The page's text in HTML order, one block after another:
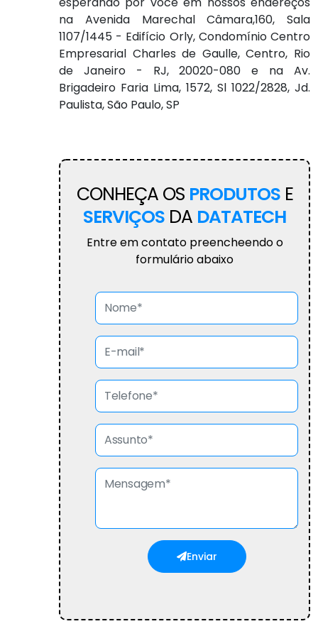
na Avenida Marechal Câmara,160, Sala
1107/1445 - Edifício Orly, Condomínio Centro
Empresarial Charles de Gaulle, Centro, Rio
de Janeiro - RJ, 20020-080 e na Av.
Brigadeiro Faria Lima, 1572, Sl 1022/2828, Jd.
Paulista, São Paulo, SP
CONHEÇA OS PRODUTOSE
SERVIÇOS DA DATATECH
Entre em contato preencheendo o
formulário abaixo
Enviar